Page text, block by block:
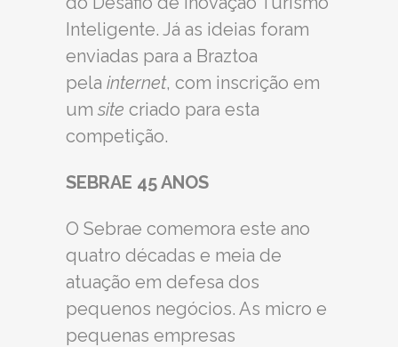
Inteligente. Já as ideias foram
enviadas para a Braztoa
pela internet, com inscrição em
um site criado para esta
competição.
SEBRAE 45 ANOS
O Sebrae comemora este ano
quatro décadas e meia de
atuação em defesa dos
pequenos negócios. As micro e
pequenas empresas